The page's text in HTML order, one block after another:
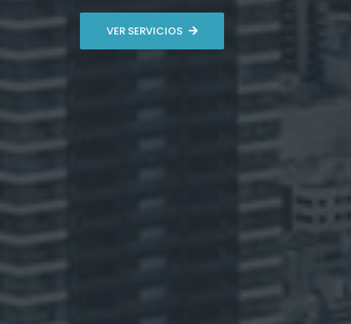
VER SERVICIOS